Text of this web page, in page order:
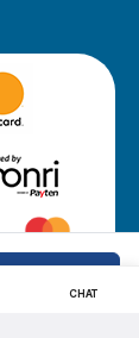
CHAT